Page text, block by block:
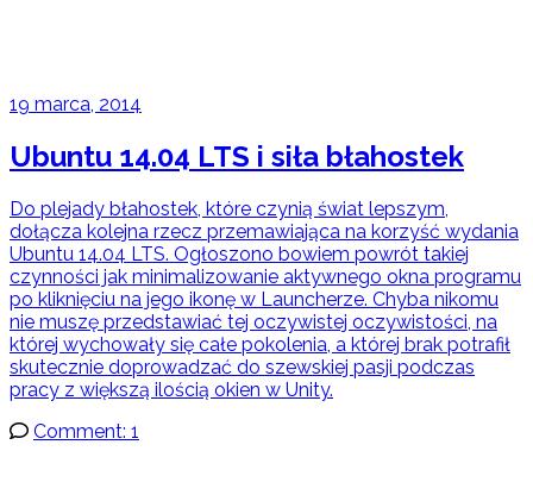
19 marca, 2014
Ubuntu 14.04 LTS i siła błahostek
Do plejady błahostek, które czynią świat lepszym,
dołącza kolejna rzecz przemawiająca na korzyść wydania
Ubuntu 14.04 LTS. Ogłoszono bowiem powrót takiej
czynności jak minimalizowanie aktywnego okna programu
po kliknięciu na jego ikonę w Launcherze. Chyba nikomu
nie muszę przedstawiać tej oczywistej oczywistości, na
której wychowały się całe pokolenia, a której brak potrafił
skutecznie doprowadzać do szewskiej pasji podczas
pracy z większą ilością okien w Unity.
Comment: 1